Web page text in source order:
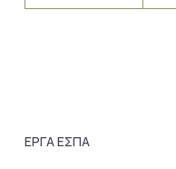
ΕΡΓΑ ΕΣΠΑ